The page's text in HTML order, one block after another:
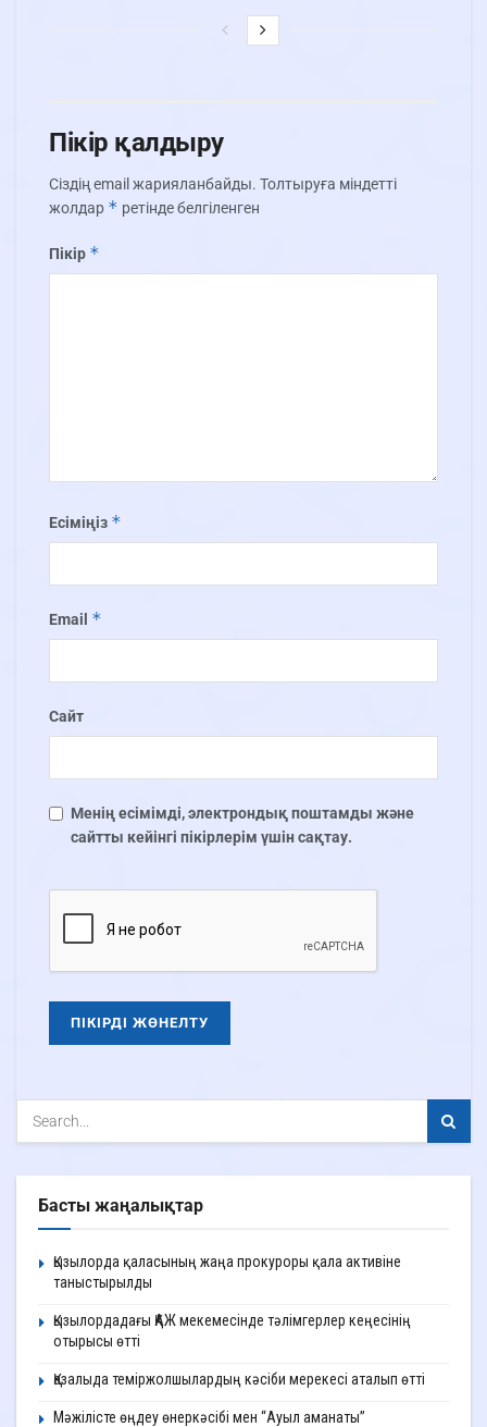
Пікір қалдыру
Сіздің email жарияланбайды. Толтыруға міндетті
жолдар * ретінде белгіленген
Пікір *
Есіміңіз *
Email *
Сайт
Менің есімімді, электрондық поштамды және
сайтты кейінгі пікірлерім үшін сақтау.
Басты жаңалықтар
Қызылорда қаласының жаңа прокуроры қала активіне
таныстырылды
Қызылордадағы ҚАЖ мекемесінде тәлімгерлер кеңесінің
отырысы өтті
Қазалыда теміржолшылардың кәсіби мерекесі аталып өтті
Мәжілісте өңдеу өнеркәсібі мен “Ауыл аманаты”